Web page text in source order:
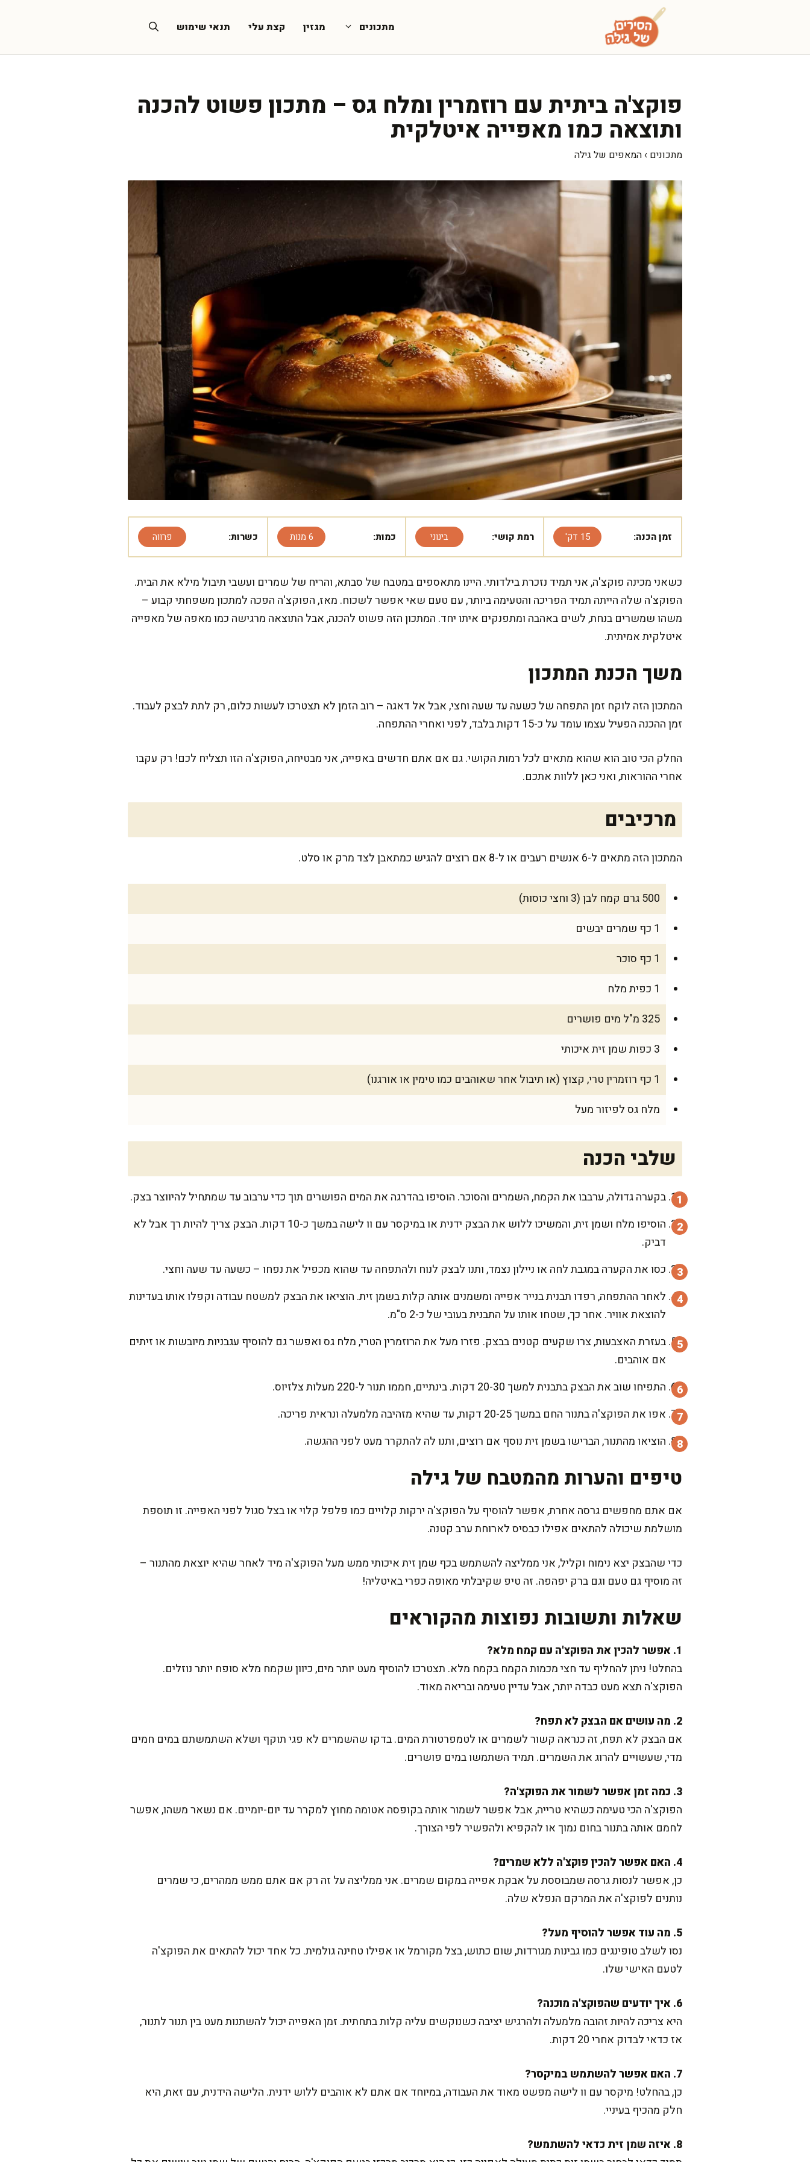
מתכונים מגזין קצת עלי תנאי שימוש
פוקצ'ה ביתית עם רוזמרין ומלח גס – מתכון פשוט להכנה
ותוצאה כמו מאפייה איטלקית
מתכונים › המאפים של גילה
זמן הכנה: 15 דק' רמת קושי: בינוני כמות: 6 מנות כשרות: פרווה
כשאני מכינה פוקצ'ה, אני תמיד נזכרת בילדותי. היינו מתאספים במטבח של סבתא, והריח של שמרים ועשבי תיבול מילא את הבית.
הפוקצ'ה שלה הייתה תמיד הפריכה והטעימה ביותר, עם טעם שאי אפשר לשכוח. מאז, הפוקצ'ה הפכה למתכון משפחתי קבוע –
משהו שמשרים בנחת, לשים באהבה ומתפנקים איתו יחד. המתכון הזה פשוט להכנה, אבל התוצאה מרגישה כמו מאפה של מאפייה
איטלקית אמיתית.
משך הכנת המתכון
המתכון הזה לוקח זמן התפחה של כשעה עד שעה וחצי, אבל אל דאגה – רוב הזמן לא תצטרכו לעשות כלום, רק לתת לבצק לעבוד.
זמן ההכנה הפעיל עצמו עומד על כ-15 דקות בלבד, לפני ואחרי ההתפחה.
החלק הכי טוב הוא שהוא מתאים לכל רמות הקושי. גם אם אתם חדשים באפייה, אני מבטיחה, הפוקצ'ה הזו תצליח לכם! רק עקבו
אחרי ההוראות, ואני כאן ללוות אתכם.
מרכיבים
המתכון הזה מתאים ל-6 אנשים רעבים או ל-8 אם רוצים להגיש כמתאבן לצד מרק או סלט.
500 גרם קמח לבן (3 וחצי כוסות)
1 כף שמרים יבשים
1 כף סוכר
1 כפית מלח
325 מ"ל מים פושרים
3 כפות שמן זית איכותי
1 כף רוזמרין טרי, קצוץ (או תיבול אחר שאוהבים כמו טימין או אורגנו)
מלח גס לפיזור מעל
שלבי הכנה
בקערה גדולה, ערבבו את הקמח, השמרים והסוכר. הוסיפו בהדרגה את המים הפושרים תוך כדי ערבוב עד שמתחיל להיווצר בצק.
הוסיפו מלח ושמן זית, והמשיכו ללוש את הבצק ידנית או במיקסר עם וו לישה במשך כ-10 דקות. הבצק צריך להיות רך אבל לא
דביק.
כסו את הקערה במגבת לחה או ניילון נצמד, ותנו לבצק לנוח ולהתפחה עד שהוא מכפיל את נפחו – כשעה עד שעה וחצי.
לאחר ההתפחה, רפדו תבנית בנייר אפייה ומשמנים אותה קלות בשמן זית. הוציאו את הבצק למשטח עבודה וקפלו אותו בעדינות
להוצאת אוויר. אחר כך, שטחו אותו על התבנית בעובי של כ-2 ס"מ.
בעזרת האצבעות, צרו שקעים קטנים בבצק. פזרו מעל את הרוזמרין הטרי, מלח גס ואפשר גם להוסיף עגבניות מיובשות או זיתים
אם אוהבים.
התפיחו שוב את הבצק בתבנית למשך 20-30 דקות. בינתיים, חממו תנור ל-220 מעלות צלזיוס.
אפו את הפוקצ'ה בתנור החם במשך 20-25 דקות, עד שהיא מזהיבה מלמעלה ונראית פריכה.
הוציאו מהתנור, הברישו בשמן זית נוסף אם רוצים, ותנו לה להתקרר מעט לפני ההגשה.
טיפים והערות מהמטבח של גילה
אם אתם מחפשים גרסה אחרת, אפשר להוסיף על הפוקצ'ה ירקות קלויים כמו פלפל קלוי או בצל סגול לפני האפייה. זו תוספת
מושלמת שיכולה להתאים אפילו כבסיס לארוחת ערב קטנה.
כדי שהבצק יצא נימוח וקליל, אני ממליצה להשתמש בכף שמן זית איכותי ממש מעל הפוקצ'ה מיד לאחר שהיא יוצאת מהתנור –
זה מוסיף גם טעם וגם ברק יפהפה. זה טיפ שקיבלתי מאופה כפרי באיטליה!
שאלות ותשובות נפוצות מהקוראים
1. אפשר להכין את הפוקצ'ה עם קמח מלא?
בהחלט! ניתן להחליף עד חצי מכמות הקמח בקמח מלא. תצטרכו להוסיף מעט יותר מים, כיוון שקמח מלא סופח יותר נוזלים.
הפוקצ'ה תצא מעט כבדה יותר, אבל עדיין טעימה ובריאה מאוד.
2. מה עושים אם הבצק לא תפח?
אם הבצק לא תפח, זה כנראה קשור לשמרים או לטמפרטורת המים. בדקו שהשמרים לא פגי תוקף ושלא השתמשתם במים חמים
מדי, שעשויים להרוג את השמרים. תמיד השתמשו במים פושרים.
3. כמה זמן אפשר לשמור את הפוקצ'ה?
הפוקצ'ה הכי טעימה כשהיא טרייה, אבל אפשר לשמור אותה בקופסה אטומה מחוץ למקרר עד יום-יומיים. אם נשאר משהו, אפשר
לחמם אותה בתנור בחום נמוך או להקפיא ולהפשיר לפי הצורך.
4. האם אפשר להכין פוקצ'ה ללא שמרים?
כן, אפשר לנסות גרסה שמבוססת על אבקת אפייה במקום שמרים. אני ממליצה על זה רק אם אתם ממש ממהרים, כי שמרים
נותנים לפוקצ'ה את המרקם הנפלא שלה.
5. מה עוד אפשר להוסיף מעל?
נסו לשלב טופינגים כמו גבינות מגורדות, שום כתוש, בצל מקורמל או אפילו טחינה גולמית. כל אחד יכול להתאים את הפוקצ'ה
לטעם האישי שלו.
6. איך יודעים שהפוקצ'ה מוכנה?
היא צריכה להיות זהובה מלמעלה ולהרגיש יציבה כשנוקשים עליה קלות בתחתית. זמן האפייה יכול להשתנות מעט בין תנור לתנור,
אז כדאי לבדוק אחרי 20 דקות.
7. האם אפשר להשתמש במיקסר?
כן, בהחלט! מיקסר עם וו לישה מפשט מאוד את העבודה, במיוחד אם אתם לא אוהבים ללוש ידנית. הלישה הידנית, עם זאת, היא
חלק מהכיף בעיניי.
8. איזה שמן זית כדאי להשתמש?